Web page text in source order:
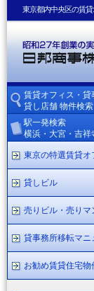
東京都内中央区の賃
賃貸オフィス・貸
貸し店舗 物件検索
駅一発検索
横浜・大宮・吉祥
東京の特選賃貸オ
貸しビル
売りビル・売りマ
貸事務所移転マニ
お勧め賃貸住宅物